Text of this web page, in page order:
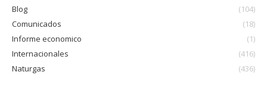
Blog
(104)
Comunicados
(18)
Informe economico
(1)
Internacionales
(416)
Naturgas
(436)